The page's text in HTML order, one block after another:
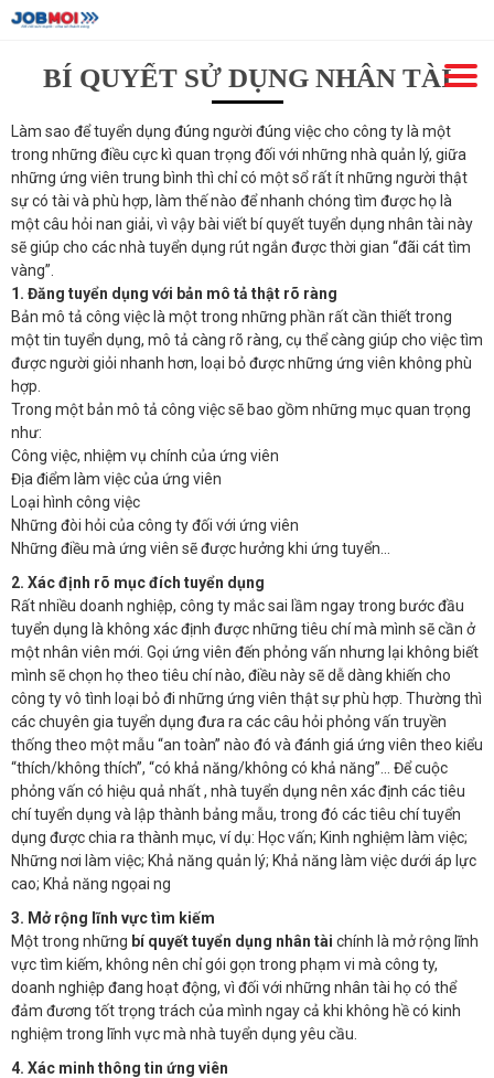
BÍ QUYẾT SỬ DỤNG NHÂN TÀI
Làm sao để tuyển dụng đúng người đúng việc cho công ty là một
trong những điều cực kì quan trọng đối với những nhà quản lý, giữa
những ứng viên trung bình thì chỉ có một sổ rất ít những người thật
sự có tài và phù hợp, làm thế nào để nhanh chóng tìm được họ là
một câu hỏi nan giải, vì vậy bài viết bí quyết tuyển dụng nhân tài này
sẽ giúp cho các nhà tuyển dụng rút ngắn được thời gian “đãi cát tìm
vàng”.
1. Đăng tuyển dụng với bản mô tả thật rõ ràng
Bản mô tả công việc là một trong những phần rất cần thiết trong
một tin tuyển dụng, mô tả càng rõ ràng, cụ thể càng giúp cho việc tìm
được người giỏi nhanh hơn, loại bỏ được những ứng viên không phù
hợp.
Trong một bản mô tả công việc sẽ bao gồm những mục quan trọng
như:
Công việc, nhiệm vụ chính của ứng viên
Địa điểm làm việc của ứng viên
Loại hình công việc
Những đòi hỏi của công ty đối với ứng viên
Những điều mà ứng viên sẽ được hưởng khi ứng tuyển…
2. Xác định rõ mục đích tuyển dụng
Rất nhiều doanh nghiệp, công ty mắc sai lầm ngay trong bước đầu
tuyển dụng là không xác định được những tiêu chí mà mình sẽ cần ở
một nhân viên mới. Gọi ứng viên đến phỏng vấn nhưng lại không biết
mình sẽ chọn họ theo tiêu chí nào, điều này sẽ dễ dàng khiến cho
công ty vô tình loại bỏ đi những ứng viên thật sự phù hợp. Thường thì
các chuyên gia tuyển dụng đưa ra các câu hỏi phỏng vấn truyền
thống theo một mẫu “an toàn” nào đó và đánh giá ứng viên theo kiểu
“thích/không thích”, “có khả năng/không có khả năng”… Để cuộc
phỏng vấn có hiệu quả nhất , nhà tuyển dụng nên xác định các tiêu
chí tuyển dụng và lập thành bảng mẫu, trong đó các tiêu chí tuyển
dụng được chia ra thành mục, ví dụ: Học vấn; Kinh nghiệm làm việc;
Những nơi làm việc; Khả năng quản lý; Khả năng làm việc dưới áp lực
cao; Khả năng ngọai ng
3. Mở rộng lĩnh vực tìm kiếm
Một trong những bí quyết tuyển dụng nhân tài chính là mở rộng lĩnh
vực tìm kiếm, không nên chỉ gói gọn trong phạm vi mà công ty,
doanh nghiệp đang hoạt động, vì đối với những nhân tài họ có thể
đảm đương tốt trọng trách của mình ngay cả khi không hề có kinh
nghiệm trong lĩnh vực mà nhà tuyển dụng yêu cầu.
4. Xác minh thông tin ứng viên